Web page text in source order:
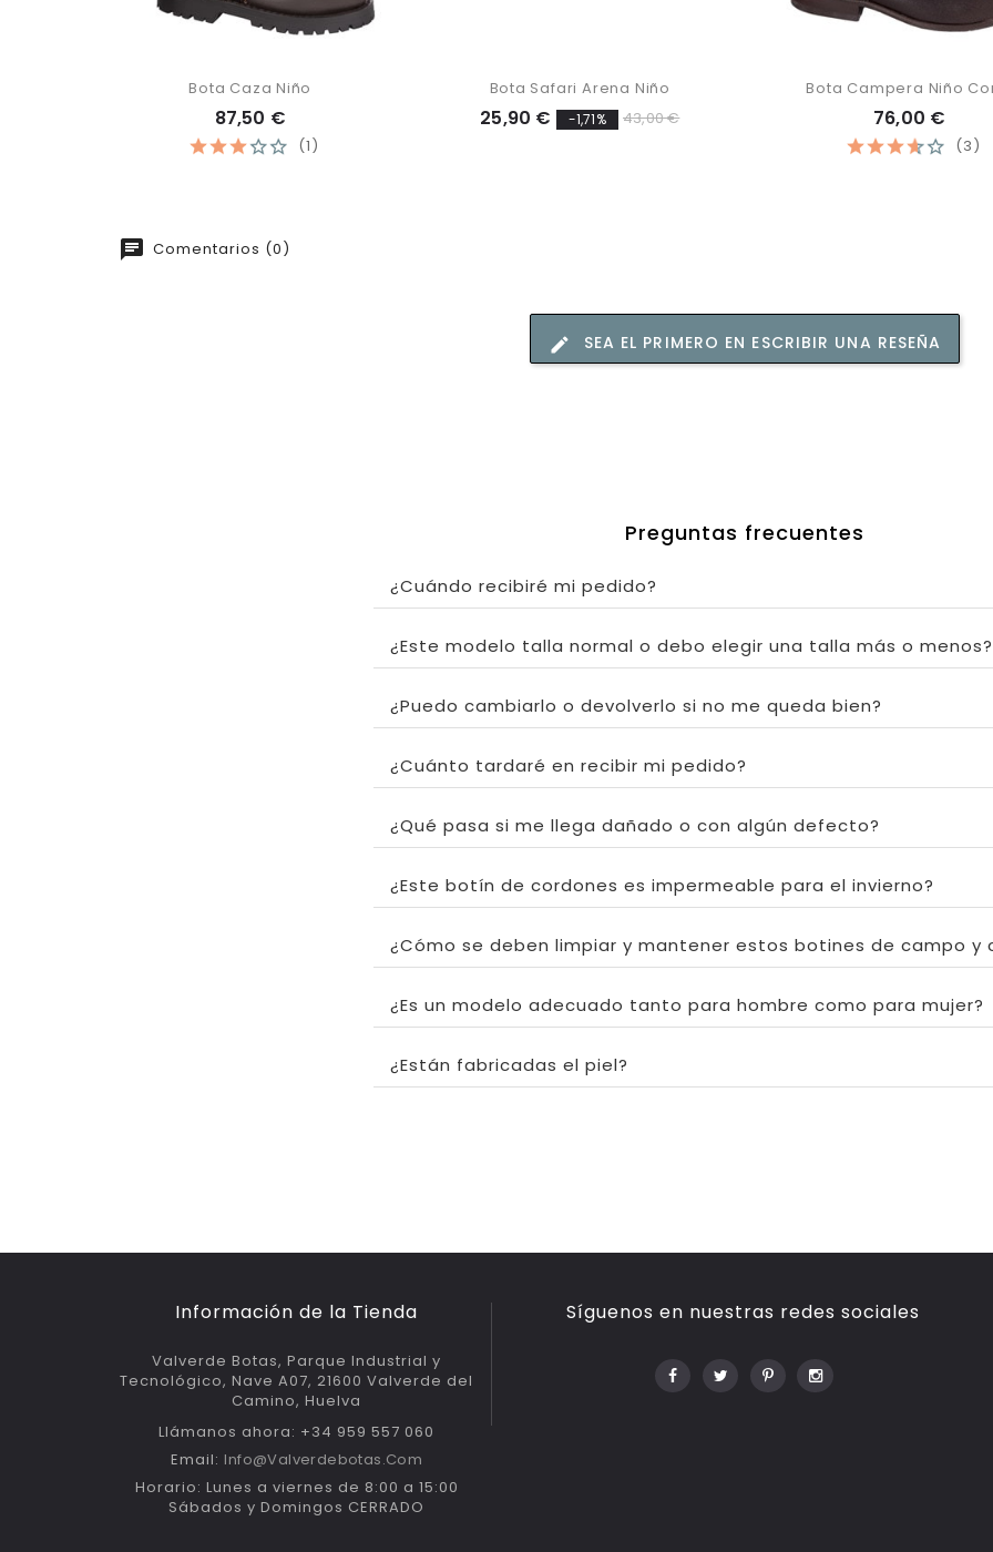
(1)
Bota Caza Niño
87,50 €
Bota Safari Arena Niño
25,90 € -1,71%
43,00 €
(3)
Bota Campera Niño
76,00 €
Comentarios (0)
SEA EL PRIMERO EN ESCRIBIR UNA RESEÑA
Preguntas frecuentes
¿Cuándo recibiré mi pedido?
¿Este modelo talla normal o debo elegir una talla más o menos?
¿Puedo cambiarlo o devolverlo si no me queda bien?
¿Cuánto tardaré en recibir mi pedido?
¿Qué pasa si me llega dañado o con algún defecto?
¿Este botín de cordones es impermeable para el invierno?
¿Cómo se deben limpiar y mantener estos botines de campo y
¿Es un modelo adecuado tanto para hombre como para mujer?
¿Están fabricadas el piel?
Información de la Tienda
Valverde Botas, Parque Industrial y
Tecnológico, Nave A07, 21600 Valverde del
Camino, Huelva
Llámanos ahora: +34 959 557 060
Email: Info@valverdebotas.com
Horario: Lunes a viernes de 8:00 a 15:00
Sábados y Domingos CERRADO
Síguenos en nuestras redes sociales